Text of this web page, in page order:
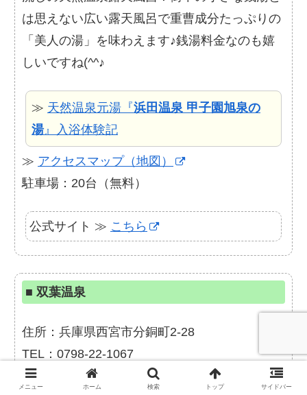
は思えない広い露天風呂で重曹成分たっぷりの
「美人の湯」を味わえます♪銭湯料金なのも嬉
しいですね(^^♪
≫ 天然温泉元湯『浜田温泉 甲子園旭泉の
湯』入浴体験記
≫ アクセスマップ（地図）
駐車場：20台（無料）
公式サイト ≫ こちら
■ 双葉温泉
住所：兵庫県西宮市分銅町2-28
TEL：0798-22-1067
メニュー ホーム 検索 トップ サイドバー